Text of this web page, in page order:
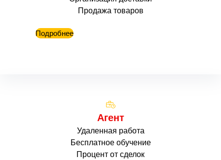
Продажа товаров
Подробнее
Агент
Удаленная работа
Бесплатное обучение
Процент от сделок